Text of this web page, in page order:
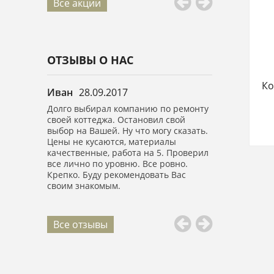
Все акции
ОТЗЫВЫ О НАС
Иван 28.09.2017
Долго выбирал компанию по ремонту
своей коттеджа. Остановил свой
выбор на Вашей. Ну что могу сказать.
Цены не кусаются, материалы
качественные, работа на 5. Проверил
все лично по уровню. Все ровно.
Крепко. Буду рекомендовать Вас
своим знакомым.
Анастасия
Все отзывы